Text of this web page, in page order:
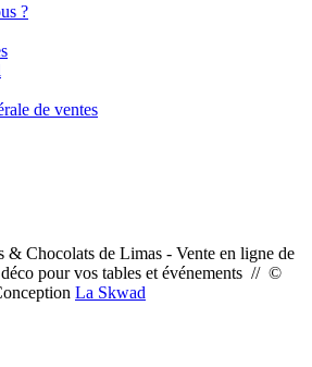
?
de ventes
& Chocolats de Limas - Vente en ligne de
déco pour vos tables et événements // ©
La Skwad